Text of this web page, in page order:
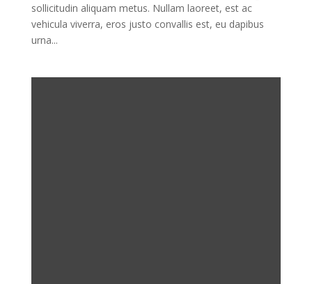
sollicitudin aliquam metus. Nullam laoreet, est ac
vehicula viverra, eros justo convallis est, eu dapibus
urna...